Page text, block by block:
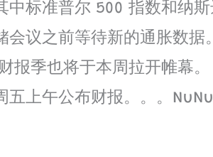
中标准普尔 500 指数和纳
会议之前等待新的通胀数
报季也将于本周拉开帷幕
五上午公布财报。。。